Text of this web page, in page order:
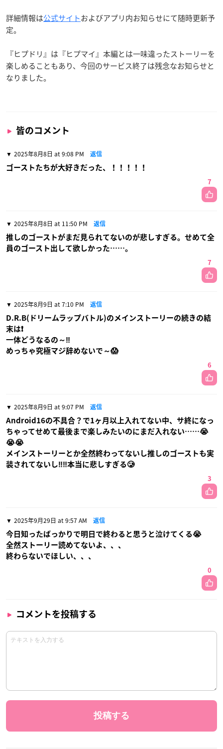
詳細情報は公式サイトおよびアプリ内お知らせにて随時更新予
定。
『ヒプドリ』は『ヒプマイ』本編とは一味違ったストーリーを
楽しめることもあり、今回のサービス終了は残念なお知らせと
なりました。
皆のコメント
2025年8月8日 at 9:08 PM 返信
ゴーストたちが大好きだった、！！！！！
7
2025年8月8日 at 11:50 PM 返信
推しのゴーストがまだ見られてないのが悲しすぎる。せめて全
員のゴースト出して欲しかった……。
7
2025年8月9日 at 7:10 PM 返信
D.R.B(ドリームラップバトル)のメインストーリーの続きの結
末は❗
一体どうなるの～‼️
めっちゃ究極マジ辞めないで～😱
6
2025年8月9日 at 9:07 PM 返信
Android16の不具合？で1ヶ月以上入れてない中、サ終になっ
ちゃってせめて最後まで楽しみたいのにまだ入れない……😭
😭😭
メインストーリーとか全然終わってないし推しのゴーストも実
装されてないし‼️‼️本当に悲しすぎる🥲
3
2025年9月29日 at 9:57 AM 返信
今日知ったばっかりで明日で終わると思うと泣けてくる😭
全然ストーリー読めてないよ、、、
終わらないでほしい、、、
0
コメントを投稿する